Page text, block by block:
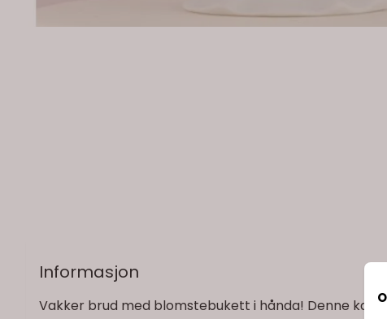
Informasjon
Vakker brud med blomstebukett i hånda! Denne